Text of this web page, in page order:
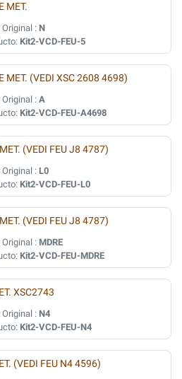
MET.
Original : N
Kit2-VCD-FEU-5
MET. (VEDI XSC 2608 4698)
Original :A
Kit2-VCD-FEU-A4698
(VEDI FEU J8 4787)
Original : L0
Kit2-VCD-FEU-L0
(VEDI FEU J8 4787)
Original : MDRE
Kit2-VCD-FEU-MDRE
XSC2743
Original : N4
Kit2-VCD-FEU-N4
(VEDI FEU N4 4596)